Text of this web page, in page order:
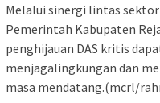
Melalui sinergi lintas
Pemerintah Kabupaten
penghijauan DAS kritis
menjagalingkungan dan
masa mendatang.(mcrl/